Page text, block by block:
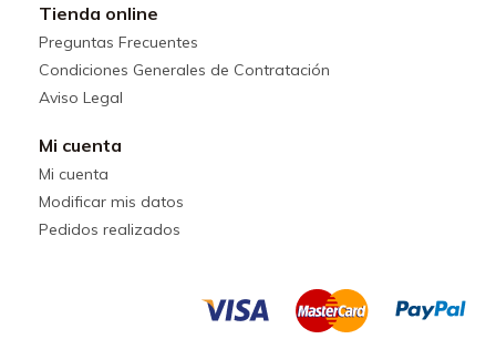
Tienda online
Preguntas Frecuentes
Condiciones Generales de Contratación
Aviso Legal
Mi cuenta
Mi cuenta
Modificar mis datos
Pedidos realizados